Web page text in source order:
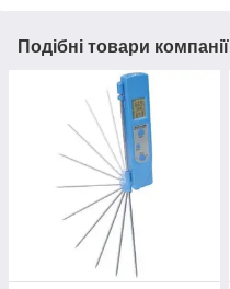
Подібні товари компанії